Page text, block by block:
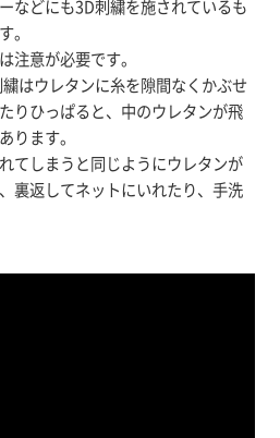
などにも3D刺繍を施されているも
。
注意が必要です。
はウレタンに糸を隙間なくかぶせ
りひっぱると、中のウレタンが飛
ります。
てしまうと同じようにウレタンが
裏返してネットにいれたり、手洗